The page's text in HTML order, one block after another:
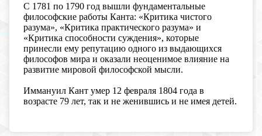
С 1781 по 1790 год вышли фундаментальные
философские работы Канта: «Критика чистого
разума», «Критика практического разума» и
«Критика способности суждения», которые
принесли ему репутацию одного из выдающихся
философов мира и оказали неоценимое влияние на
развитие мировой философской мысли.
Иммануил Кант умер 12 февраля 1804 года в
возрасте 79 лет, так и не женившись и не имея детей.